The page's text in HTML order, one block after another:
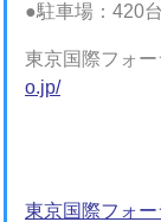
●駐車場：420
東京国際フォー
o.jp/
東京国際フォ